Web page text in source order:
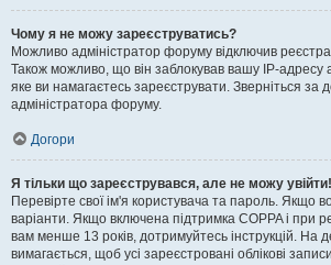
Чому я не можу зареєструватись?
Можливо адміністратор форуму відключив
Також можливо, що він заблокував вашу IP-адресу
яке ви намагаєтесь зареєструвати. Зверніться за
адміністратора форуму.
Догори
Я тільки що зареєструвався, але не можу увійти!
Перевірте свої ім'я користувача та пароль. Якщо
варіанти. Якщо включена підтримка COPPA і при
вам менше 13 років, дотримуйтесь інструкцій. На
вимагається, щоб усі зареєстровані облікові